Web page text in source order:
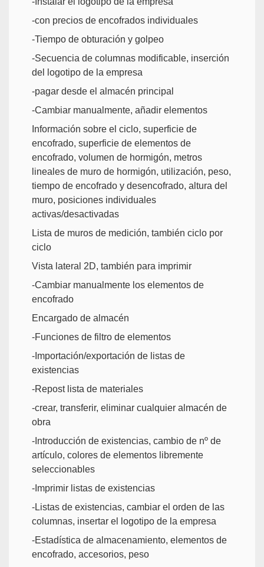
-con precios de encofrados individuales
-Tiempo de obturación y golpeo
-Secuencia de columnas modificable, inserción
del logotipo de la empresa
-pagar desde el almacén principal
-Cambiar manualmente, añadir elementos
Información sobre el ciclo, superficie de
encofrado, superficie de elementos de
encofrado, volumen de hormigón, metros
lineales de muro de hormigón, utilización, peso,
tiempo de encofrado y desencofrado, altura del
muro, posiciones individuales
activas/desactivadas
Lista de muros de medición, también ciclo por
ciclo
Vista lateral 2D, también para imprimir
-Cambiar manualmente los elementos de
encofrado
Encargado de almacén
-Funciones de filtro de elementos
-Importación/exportación de listas de
existencias
-Repost lista de materiales
-crear, transferir, eliminar cualquier almacén de
obra
-Introducción de existencias, cambio de nº de
artículo, colores de elementos libremente
seleccionables
-Imprimir listas de existencias
-Listas de existencias, cambiar el orden de las
columnas, insertar el logotipo de la empresa
-Estadística de almacenamiento, elementos de
encofrado, accesorios, peso